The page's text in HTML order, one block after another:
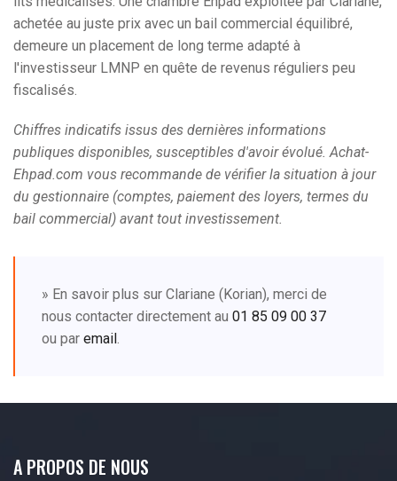
achetée au juste prix avec un bail commercial équilibré,
demeure un placement de long terme adapté à
l'investisseur LMNP en quête de revenus réguliers peu
fiscalisés.
Chiffres indicatifs issus des dernières informations
publiques disponibles, susceptibles d'avoir évolué. Achat-
Ehpad.com vous recommande de vérifier la situation à jour
du gestionnaire (comptes, paiement des loyers, termes du
bail commercial) avant tout investissement.
» En savoir plus sur Clariane (Korian), merci de
nous contacter directement au 01 85 09 00 37
ou par email
A PROPOS DE NOUS